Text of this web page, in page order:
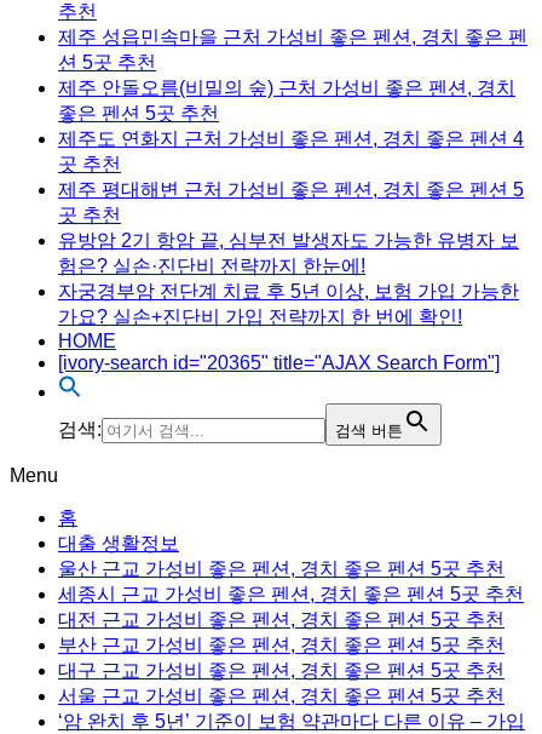
추천
제주 성읍민속마을 근처 가성비 좋은 펜션, 경치 좋은 펜
션 5곳 추천
제주 안돌오름(비밀의 숲) 근처 가성비 좋은 펜션, 경치
좋은 펜션 5곳 추천
제주도 연화지 근처 가성비 좋은 펜션, 경치 좋은 펜션 4
곳 추천
제주 평대해변 근처 가성비 좋은 펜션, 경치 좋은 펜션 5
곳 추천
유방암 2기 항암 끝, 심부전 발생자도 가능한 유병자 보
험은? 실손·진단비 전략까지 한눈에!
자궁경부암 전단계 치료 후 5년 이상, 보험 가입 가능한
가요? 실손+진단비 가입 전략까지 한 번에 확인!
HOME
[ivory-search id="20365" title="AJAX Search Form"]
검색: 검색 버튼
Menu
홈
대출 생활정보
울산 근교 가성비 좋은 펜션, 경치 좋은 펜션 5곳 추천
세종시 근교 가성비 좋은 펜션, 경치 좋은 펜션 5곳 추천
대전 근교 가성비 좋은 펜션, 경치 좋은 펜션 5곳 추천
부산 근교 가성비 좋은 펜션, 경치 좋은 펜션 5곳 추천
대구 근교 가성비 좋은 펜션, 경치 좋은 펜션 5곳 추천
서울 근교 가성비 좋은 펜션, 경치 좋은 펜션 5곳 추천
‘암 완치 후 5년’ 기준이 보험 약관마다 다른 이유 – 가입